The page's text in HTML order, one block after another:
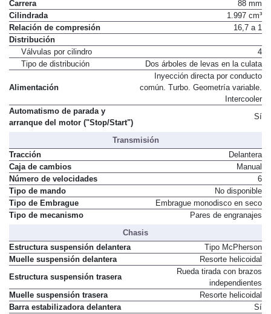
Carrera
88 mm
Cilindrada
1.997 cm³
Relación de compresión
16,7 a 1
Distribución
Válvulas por cilindro
4
Tipo de distribución
Dos árboles de levas en la culata
Alimentación
Inyección directa por conducto
común. Turbo. Geometría variable.
Intercooler
Automatismo de parada y
arranque del motor ("Stop/Start")
Sí
Transmisión
Tracción
Delantera
Caja de cambios
Manual
Número de velocidades
6
Tipo de mando
No disponible
Tipo de Embrague
Embrague monodisco en seco
Tipo de mecanismo
Pares de engranajes
Chasis
Estructura suspensión delantera
Tipo McPherson
Muelle suspensión delantera
Resorte helicoidal
Estructura suspensión trasera
Rueda tirada con brazos
independientes
Muelle suspensión trasera
Resorte helicoidal
Barra estabilizadora delantera
Sí